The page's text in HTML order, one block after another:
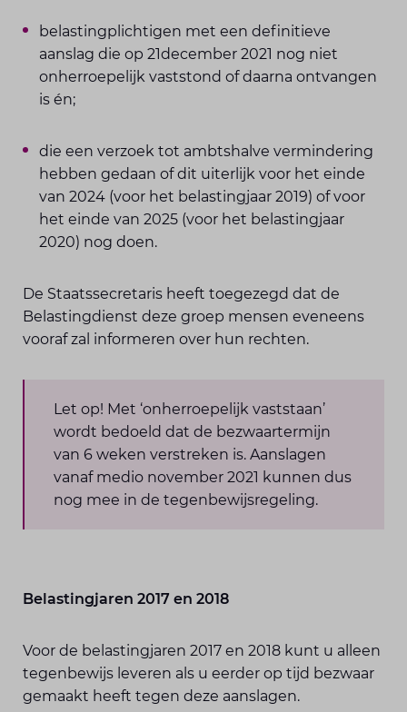
belastingplichtigen met een definitieve
aanslag die op 21december 2021 nog niet
onherroepelijk vaststond of daarna ontvangen
is én;
die een verzoek tot ambtshalve vermindering
hebben gedaan of dit uiterlijk voor het einde
van 2024 (voor het belastingjaar 2019) of voor
het einde van 2025 (voor het belastingjaar
2020) nog doen.
De Staatssecretaris heeft toegezegd dat de
Belastingdienst deze groep mensen eveneens
vooraf zal informeren over hun rechten.
Let op! Met ‘onherroepelijk vaststaan’
wordt bedoeld dat de bezwaartermijn
van 6 weken verstreken is. Aanslagen
vanaf medio november 2021 kunnen dus
nog mee in de tegenbewijsregeling.
Belastingjaren 2017 en 2018
Voor de belastingjaren 2017 en 2018 kunt u alleen
tegenbewijs leveren als u eerder op tijd bezwaar
gemaakt heeft tegen deze aanslagen.